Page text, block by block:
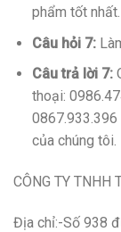
phẩm tốt nhất.
Câu hỏi 7:
Câu trả lời 7:
thoại:
của chúng tôi.
CÔNG TY TNHH
Địa chỉ:-Số 938